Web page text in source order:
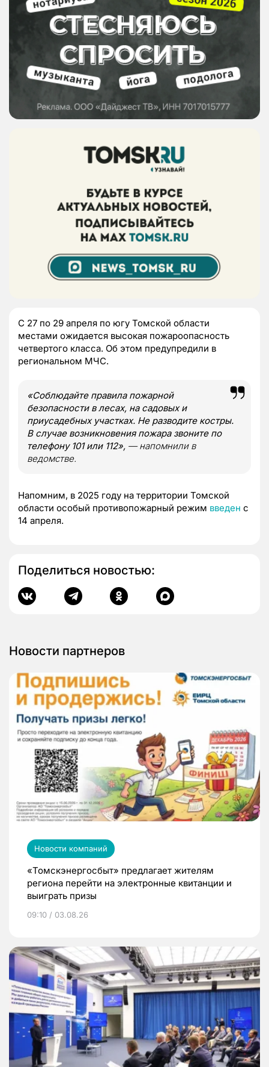
С 27 по 29 апреля по югу Томской области
местами ожидается высокая пожароопасность
четвертого класса. Об этом предупредили в
региональном МЧС.
«Соблюдайте правила пожарной
безопасности в лесах, на садовых и
приусадебных участках. Не разводите костры.
В случае возникновения пожара звоните по
телефону 101 или 112», — напомнили в
ведомстве.
Напомним, в 2025 году на территории Томской
области особый противопожарный режим введен с
14 апреля.
Поделиться новостью:
Новости партнеров
Новости компаний
«Томскэнергосбыт» предлагает жителям
региона перейти на электронные квитанции и
выиграть призы
09:10 / 03.08.26